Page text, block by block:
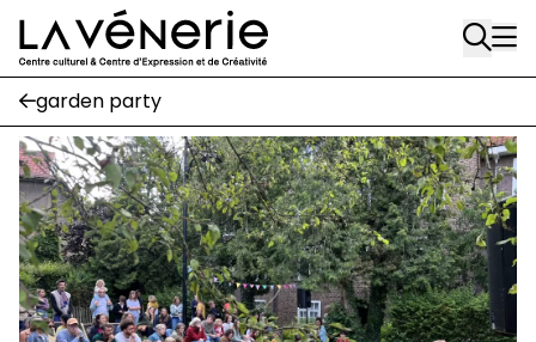
Aller au contenu principal
Rue Gratès, 3
1170 Watermael-Boitsfort
02 663 85 50
Écuries
Place Gilson, 3
1170 Watermael-Boitsfort
02 663 85 50
suivez-nous
garden party